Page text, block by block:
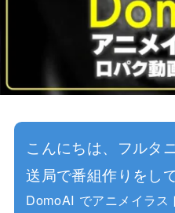
こんにちは、フルタ
送局で番組作りをし
DomoAI でアニメイラス